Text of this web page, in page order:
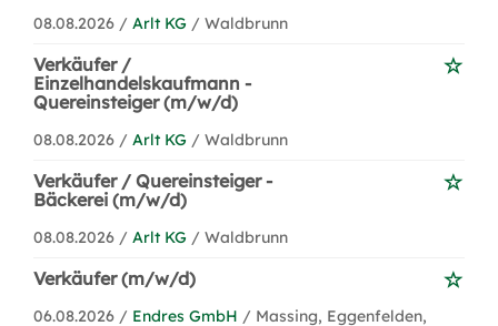
08.08.2026 / Arlt KG / Waldbrunn
Verkäufer /
Einzelhandelskaufmann -
Quereinsteiger (m/w/d)
08.08.2026 / Arlt KG / Waldbrunn
Verkäufer / Quereinsteiger -
Bäckerei (m/w/d)
08.08.2026 / Arlt KG / Waldbrunn
Verkäufer (m/w/d)
06.08.2026 / Endres GmbH / Massing, Eggenfelden,